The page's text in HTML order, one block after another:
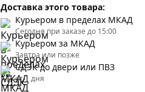
Доставка этого товара:
Курьером в пределах МКАД
Сегодня при заказе до 15:00
Курьером за МКАД
Завтра или позже
СДЭК до двери или ПВЗ
от 1 дня